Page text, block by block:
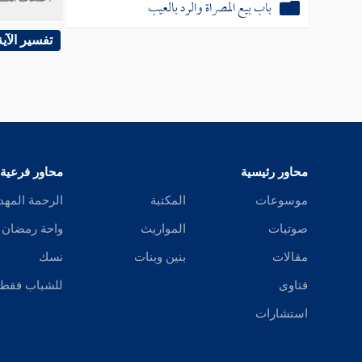
باب بيع المصراة والرد بالعيب
مطلقاتفسير
محاور رئيسية
موسوعات
صوتيات
مقالات
فتاوى
استشارات
المكتبة
المواريث
بنين وبنات
محاور فرعية
الرحمة
واحة رمضان
نسك
للشباب فقط